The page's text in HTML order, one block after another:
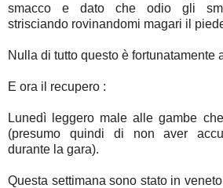
smacco e dato che odio gli
strisciando rovinandomi magari il
Nulla di tutto questo è fortunatamente
E ora il recupero :
Lunedì leggero male alle gambe
(presumo quindi di non aver
durante la gara).
Questa settimana sono stato in